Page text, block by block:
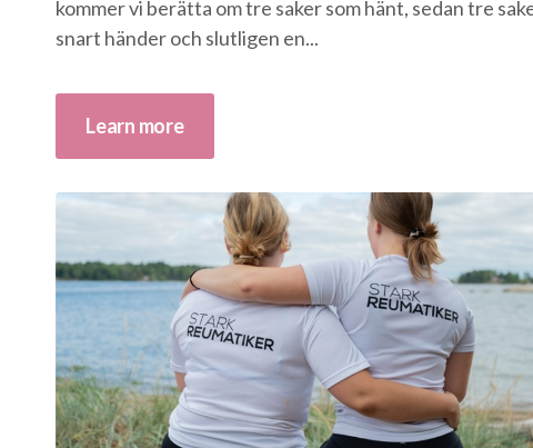
kommer vi berätta om tre saker som hänt, sedan tre
snart händer och slutligen en...
Learn more